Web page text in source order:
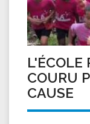
L'ÉCOLE
COURU
CAUSE